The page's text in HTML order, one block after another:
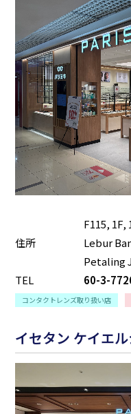
住所
F115,
Lebur
Petaling
TEL
60-3-
コンタクトレンズ取り扱い店
イセタン ケイエ